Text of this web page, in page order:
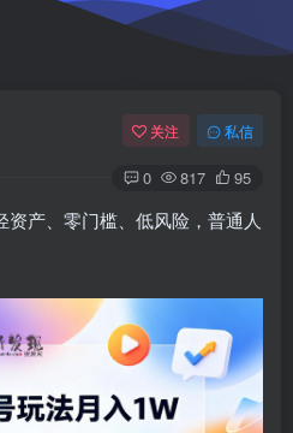
关注 私信
0 817 95
产、零门槛、低风险，普通人